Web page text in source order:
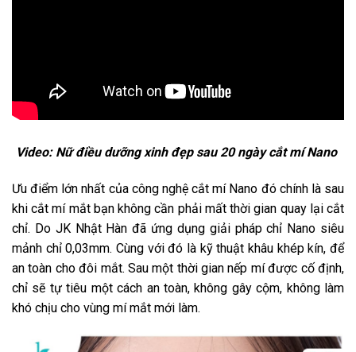
Video: Nữ điều dưỡng xinh đẹp sau 20 ngày cắt mí Nano
Ưu điểm lớn nhất của công nghệ cắt mí Nano đó chính là sau
khi cắt mí mắt bạn không cần phải mất thời gian quay lại cắt
chỉ. Do JK Nhật Hàn đã ứng dụng giải pháp chỉ Nano siêu
mảnh chỉ 0,03mm. Cùng với đó là kỹ thuật khâu khép kín, để
an toàn cho đôi mắt. Sau một thời gian nếp mí được cố định,
chỉ sẽ tự tiêu một cách an toàn, không gây cộm, không làm
khó chịu cho vùng mí mắt mới làm.